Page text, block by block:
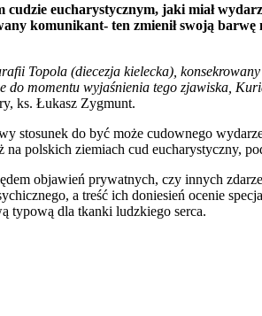
eucharystycznym, jaki miał
komunikant- ten zmienił swoją
Topola (diecezja kielecka),
do momentu wyjaśnienia tego zjawiska,
ks. Łukasz Zygmunt.
stosunek do być może cudownego
polskich ziemiach cud eucharystyczny,
objawień prywatnych, czy innych
a treść ich doniesień ocenie
typową dla tkanki ludzkiego serca.